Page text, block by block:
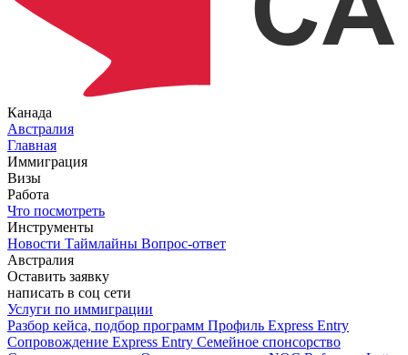
Канада
Австралия
Главная
Иммиграция
Визы
Работа
Что посмотреть
Инструменты
Новости Таймлайны Вопрос-ответ
Австралия
Оставить заявку
написать в соц сети
Услуги по иммиграции
Разбор кейса, подбор программ Профиль Express Entry
Сопровождение Express Entry Семейное спонсорство